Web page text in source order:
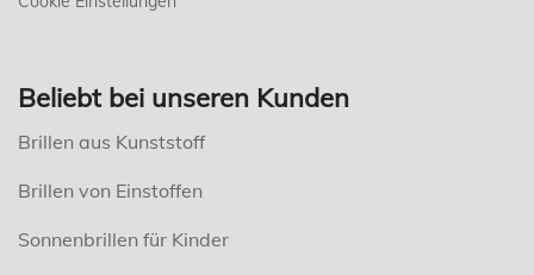
Beliebt bei unseren Kunden
Brillen aus Kunststoff
Brillen von Einstoffen
Sonnenbrillen für Kinder